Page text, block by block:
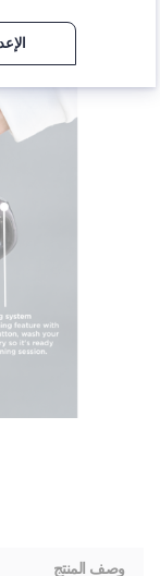
وصف المنتج